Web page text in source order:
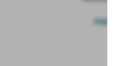
PRENOTA